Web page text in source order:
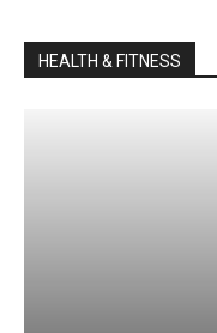
HEALTH & FITNESS